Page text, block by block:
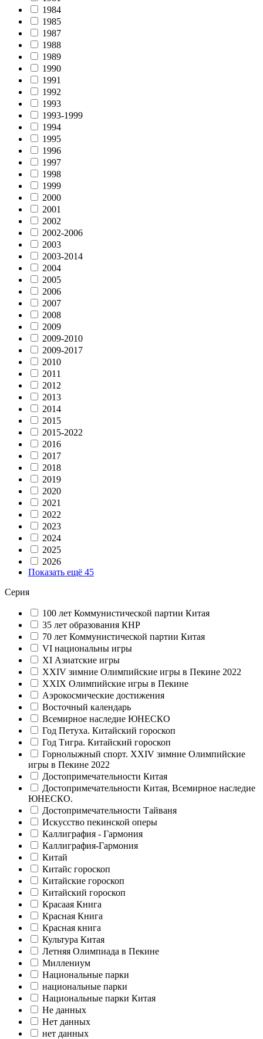
1984
1985
1987
1988
1989
1990
1991
1992
1993
1993-1999
1994
1995
1996
1997
1998
1999
2000
2001
2002
2002-2006
2003
2003-2014
2004
2005
2006
2007
2008
2009
2009-2010
2009-2017
2010
2011
2012
2013
2014
2015
2015-2022
2016
2017
2018
2019
2020
2021
2022
2023
2024
2025
2026
Показать ещё 45
Серия
100 лет Коммунистической партии Китая
35 лет образования КНР
70 лет Коммунистической партии Китая
VI национальны игры
XI Азиатские игры
XXIV зимние Олимпийские игры в Пекине 2022
XXIX Олимпийские игры в Пекине
Аэрокосмические достижения
Восточный календарь
Всемирное наследие ЮНЕСКО
Год Петуха. Китайский гороскоп
Год Тигра. Китайский гороскоп
Горнолыжный спорт. XXIV зимние Олимпийские
игры в Пекине 2022
Достопримечательности Китая
Достопримечательности Китая, Всемирное наследие
ЮНЕСКО.
Достопримечательности Тайваня
Искусство пекинской оперы
Каллиграфия - Гармония
Каллиграфия-Гармония
Китай
Китайс гороскоп
Китайские гороскоп
Китайский гороскоп
Красаая Книга
Красная Книга
Красная книга
Культура Китая
Летняя Олимпиада в Пекине
Миллениум
Национальные парки
национальные парки
Национальные парки Китая
Не данных
Нет данных
нет данных